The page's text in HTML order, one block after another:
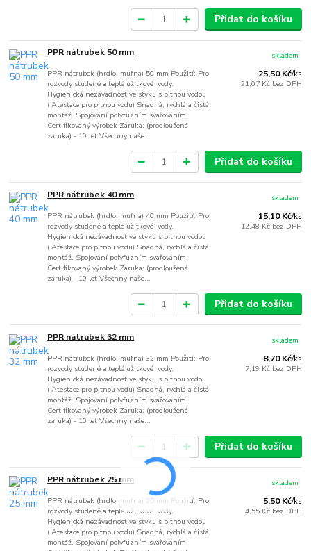
Přidat do košíku
PPR nátrubek 50 mm
PPR nátrubek (hrdlo, mufna) 50 mm Použití: Pro
rozvody studené a teplé užitkové vody.
Hygienická nezávadnost ve styku s pitnou vodou
( Atestace pro pitnou vodu) Snadná, rychlá a čistá
montáž. Spojování polyfúzním svařováním.
Certifikovaný výrobek Záruka: (prodloužená
záruka) - 10 let Všechny naše...
25,50 Kč/ks
21,07 Kč bez DPH
skladem
Přidat do košíku
PPR nátrubek 40 mm
PPR nátrubek (hrdlo, mufna) 40 mm Použití: Pro
rozvody studené a teplé užitkové vody.
Hygienická nezávadnost ve styku s pitnou vodou
( Atestace pro pitnou vodu) Snadná, rychlá a čistá
montáž. Spojování polyfúzním svařováním.
Certifikovaný výrobek Záruka: (prodloužená
záruka) - 10 let Všechny naše...
15,10 Kč/ks
12,48 Kč bez DPH
skladem
Přidat do košíku
PPR nátrubek 32 mm
PPR nátrubek (hrdlo, mufna) 32 mm Použití: Pro
rozvody studené a teplé užitkové vody.
Hygienická nezávadnost ve styku s pitnou vodou
( Atestace pro pitnou vodu) Snadná, rychlá a čistá
montáž. Spojování polyfúzním svařováním.
Certifikovaný výrobek Záruka: (prodloužená
záruka) - 10 let Všechny naše...
8,70 Kč/ks
7,19 Kč bez DPH
skladem
Přidat do košíku
PPR nátrubek 25 mm
PPR nátrubek (hrdlo, mufna) 25 mm Použití: Pro
rozvody studené a teplé užitkové vody.
Hygienická nezávadnost ve styku s pitnou vodou
( Atestace pro pitnou vodu) Snadná, rychlá a čistá
montáž. Spojování polyfúzním svařováním.
5,50 Kč/ks
4,55 Kč bez DPH
skladem